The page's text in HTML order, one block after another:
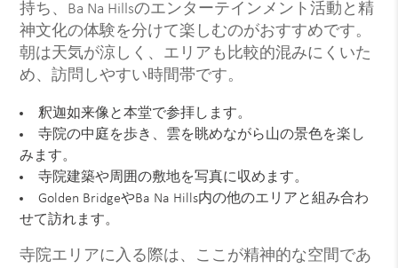
持ち、Ba Na Hillsのエンターテインメント活動と精
神文化の体験を分けて楽しむのがおすすめです。
朝は天気が涼しく、エリアも比較的混みにくいた
め、訪問しやすい時間帯です。
釈迦如来像と本堂で参拝します。
寺院の中庭を歩き、雲を眺めながら山の景色を楽し
みます。
寺院建築や周囲の敷地を写真に収めます。
Golden BridgeやBa Na Hills内の他のエリアと組み合わ
せて訪れます。
寺院エリアに入る際は、ここが精神的な空間であ